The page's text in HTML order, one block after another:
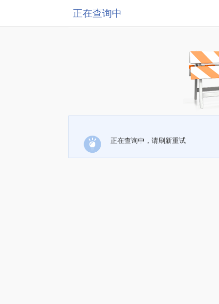
正在查询中
正在查询中，请刷新重试